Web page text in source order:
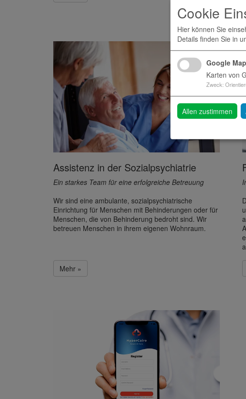
Assistenz in der Sozialpsychiatrie
Ein starkes Team für eine erfolgreiche Betreuung
Wir sind eine ambulante, sozialpsychiatrische
Einrichtung für Menschen mit Behinderungen oder für
Menschen, die von Behinderung bedroht sind. Wir
betreuen Menschen in ihrem eigenen Wohnraum.
Mehr »
Cookie
Hier können Sie
Details finden Sie in
Google
Karten von
Zweck:
Allen zustimmen